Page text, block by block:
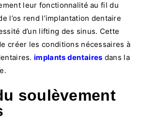
leur fonctionnalité au fil du
l’os rend l’implantation dentaire
d’un lifting des sinus. Cette
créer les conditions nécessaires à
implants dentaires dans la
soulèvement